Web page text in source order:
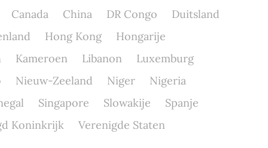
Canada China DR Congo
Duitsland
Hong Kong
Hongarije
Kameroen Libanon
Luxemburg
Nieuw-Zeeland Niger
Nigeria
Singapore Slowakije
Spanje
Koninkrijk
Verenigde Staten